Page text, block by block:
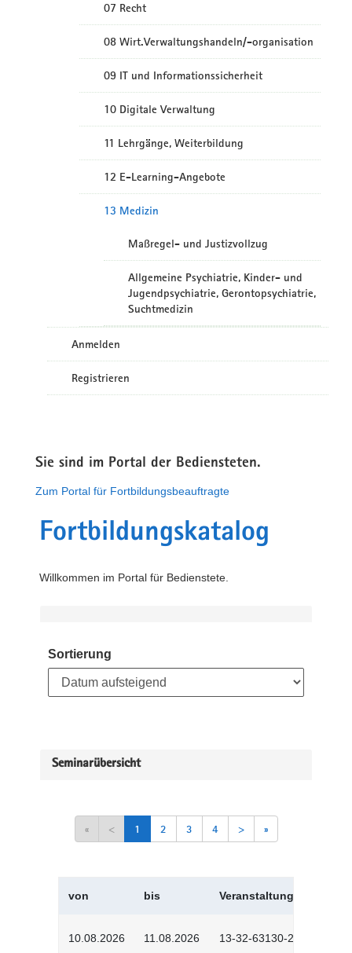
07 Recht
08 Wirt.Verwaltungshandeln/-organisation
09 IT und Informationssicherheit
10 Digitale Verwaltung
11 Lehrgänge, Weiterbildung
12 E-Learning-Angebote
13 Medizin
Maßregel- und Justizvollzug
Allgemeine Psychiatrie, Kinder- und
Jugendpsychiatrie, Gerontopsychiatrie,
Suchtmedizin
Anmelden
Registrieren
Sie sind im Portal der Bediensteten.
Zum Portal für Fortbildungsbeauftragte
Fortbildungskatalog
Willkommen im Portal für Bedienstete.
Sortierung
Seminarübersicht
« < 1 2 3 4 > »
von bis Veranstaltungskürzel
10.08.2026 11.08.2026 13-32-63130-2601